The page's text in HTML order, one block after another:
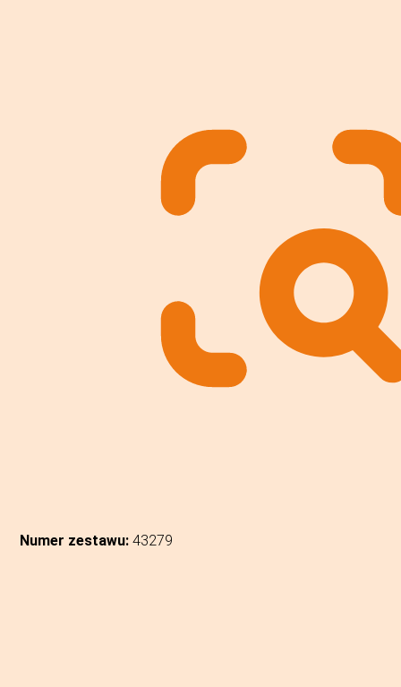
Numer zestawu: 43279